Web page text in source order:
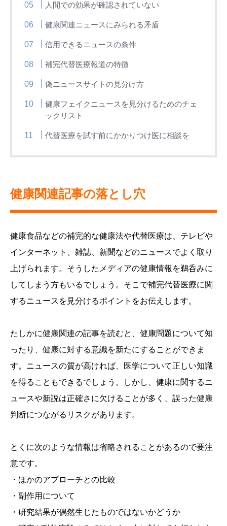
人間での効果が確認されていない
健康関連ニュースにみられる矛盾
信用できるニュースの条件
補完代替医療報道の特徴
偽ニュースサイトの見分け方
健康フェイクニュースを見分けるためのチェ
ックリスト
代替医療を試す前にかかりつけ医に相談を
健康関連記事の落とし穴
健康食品などの補完的な健康法や代替医療は、テレビや
インターネット、雑誌、新聞などのニュースでよく取り
上げられます。そうしたメディアの健康情報を鵜呑みに
してしまう方もいるでしょう。そこで補完代替医療に関
するニュースを見分けるポイントをお伝えします。
たしかに健康関連の記事を読むと、健康問題について知
ったり、健康に対する意識を新たにすることができま
す。ニュースの質が高ければ、医学について正しい知識
を得ることもできるでしょう。しかし、健康に関するニ
ュースや新説は正確さに欠けることが多く、誤った健康
判断につながるリスクがあります。
とくに次のような情報は省略されることがあるので要注
意です。
・ほかのアプローチとの比較
・副作用について
・研究結果が偶然生じたものではないかどうか